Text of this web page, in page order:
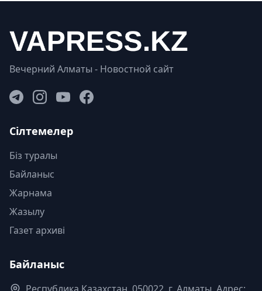
Вечерний Алматы - Новостной сайт
Сілтемелер
Біз туралы
Байланыс
Жарнама
Жазылу
Газет архиві
Байланыс